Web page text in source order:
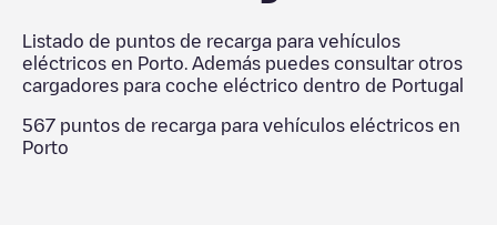
Listado de puntos de recarga para vehículos
eléctricos en Porto . Además puedes consultar otros
cargadores para coche eléctrico dentro de Portugal
567 puntos de recarga para vehículos eléctricos en
Porto